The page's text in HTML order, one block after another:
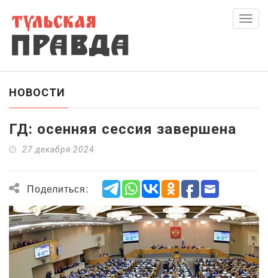
НОВОСТИ
ГД: осенняя сессия завершена
27 декабря 2024
Поделиться: